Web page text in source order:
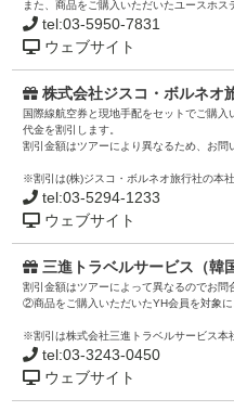
また、商品をご購入いただいたユースホス
tel:03-5950-7831
ウェブサイト
株式会社ジスコ・ボルネオ
国際線航空券と現地手配をセットでご購
代金を割引します。
割引金額はツアーにより異なるため、お問
※割引は(株)ジスコ・ボルネオ旅行社の本
tel:03-5294-1233
ウェブサイト
三進トラベルサービス（韓
割引金額はツアーによって異なるのでお問
②商品をご購入いただいたYH会員を対象に
※割引は株式会社三進トラベルサービス本
tel:03-3243-0450
ウェブサイト